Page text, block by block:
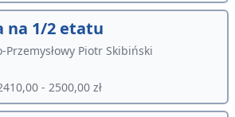
na 1/2 etatu
Przemysłowy Piotr Skibiński
- 2500,00 zł